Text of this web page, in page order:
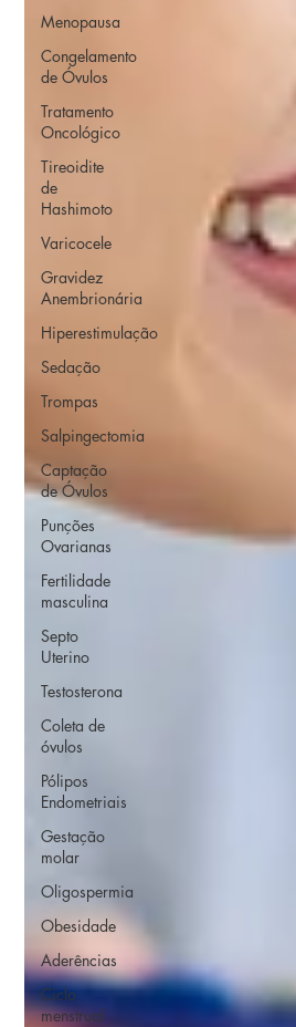
Menopausa
Congelamento
de Óvulos
Tratamento
Oncológico
Tireoidite
de
Hashimoto
Varicocele
Gravidez
Anembrionária
Hiperestimulação
Sedação
Trompas
Salpingectomia
Captação
de Óvulos
Punções
Ovarianas
Fertilidade
masculina
Septo
Uterino
Testosterona
Coleta de
óvulos
Pólipos
Endometriais
Gestação
molar
Oligospermia
Obesidade
Aderências
Ciclo
menstrual